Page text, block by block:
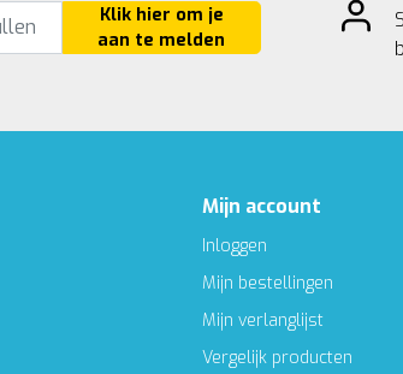
Klik hier om je
aan te melden
Mijn account
Inloggen
Mijn bestellingen
Mijn verlanglijst
Vergelijk producten